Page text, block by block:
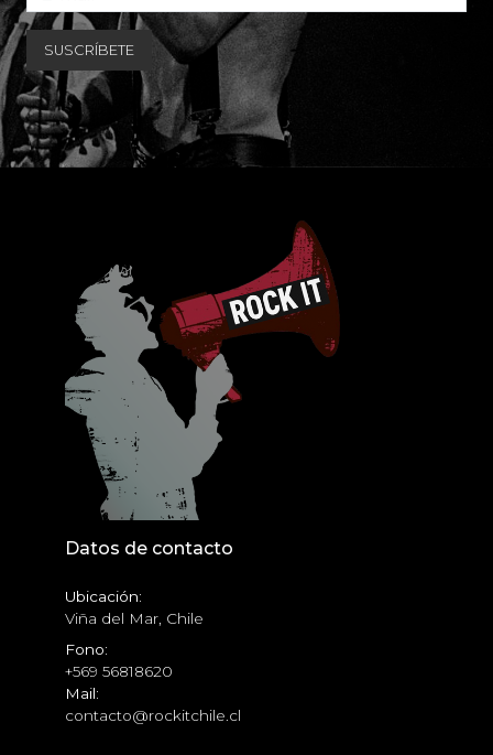
Datos de contacto
Ubicación:
Viña del Mar, Chile
Fono:
+569 56818620
Mail:
contacto@rockitchile.cl